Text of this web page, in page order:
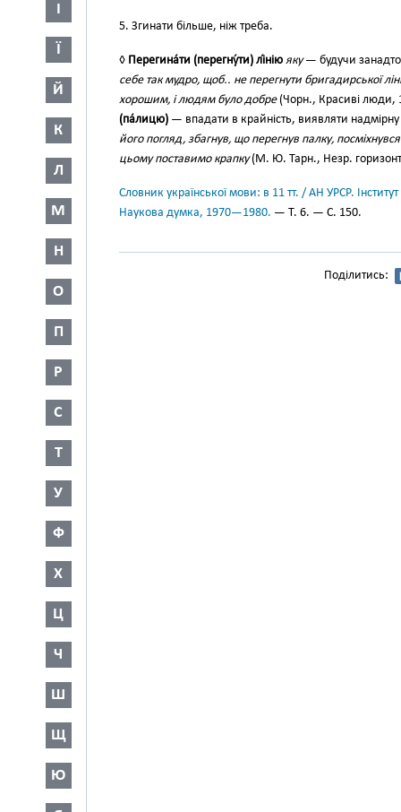
І
Ї
Й
К
Л
М
Н
О
П
Р
С
Т
У
Ф
Х
Ц
Ч
Ш
Щ
Ю
5. Згинати більше, ніж треба.
◊ Перегина́ти (перегну́ти) лі́нію яку— будучи
себе так мудро, щоб.. не перегнути бригадирської
хорошим, і людям було добре(Чорн., Красиві люди,
(па́лицю) — впадати в крайність, виявляти
його погляд, збагнув, що перегнув палку,
цьому поставимо крапку(М. Ю. Тарн., Незр.
Словник української мови: в 11 тт. / АН УРСР.
Наукова думка, 1970—1980. — Т. 6. — С. 150.
Поділитись: